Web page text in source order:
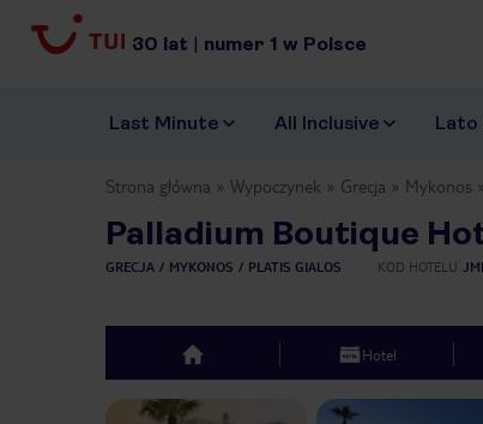
30 lat | numer 1 w Polsce
Last Minute All Inclusive
Strona główna Wypoczynek Grecja Mykonos
Palladium Boutique
GRECJA MYKONOS PLATIS GIALOS KOD HOTELU
top Hotel
Previous slide